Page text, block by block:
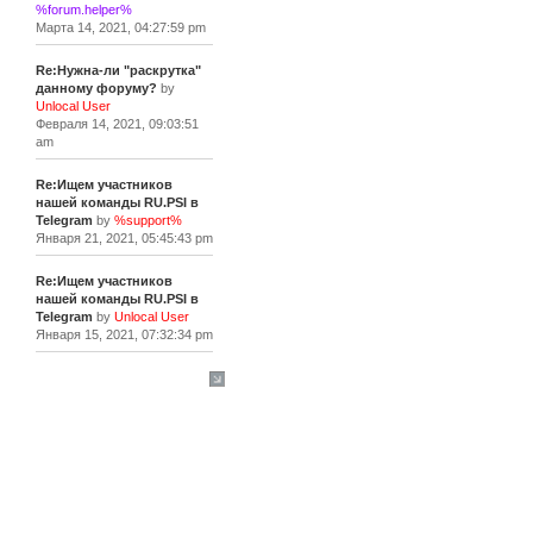
%forum.helper%
Марта 14, 2021, 04:27:59 pm
Re:Нужна-ли "раскрутка"
данному форуму? by
Unlocal User
Февраля 14, 2021, 09:03:51
am
Re:Ищем участников
нашей команды RU.PSI в
Telegram by %support%
Января 21, 2021, 05:45:43 pm
Re:Ищем участников
нашей команды RU.PSI в
Telegram by Unlocal User
Января 15, 2021, 07:32:34 pm